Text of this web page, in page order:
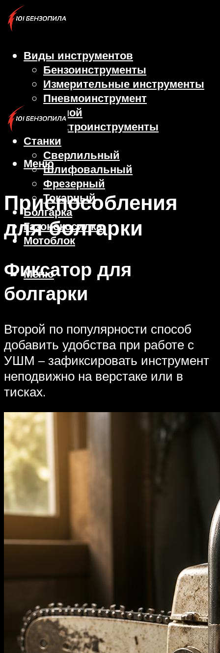
Виды инструментов
Бензоинструменты
Измерительные инструменты
Пневмоинструмент
Ручной
Электроинструменты
Станки
Сверлильный
Шлифовальный
Фрезерный
Токарный
Болгарка
Газонокосилка
Мотоблок
Меню
Меню
Приспособления
для болгарки
Фиксатор для
болгарки
Второй по популярности способ
добавить удобства при работе с
УШМ – зафиксировать инструмент
неподвижно на верстаке или в
тисках.